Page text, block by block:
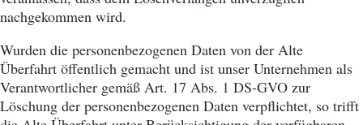
nachgekommen wird.
Wurden die personenbezogenen Daten von der Alte
Überfahrt öffentlich gemacht und ist unser Unternehmen als
Verantwortlicher gemäß Art. 17 Abs. 1 DS-GVO zur
Löschung der personenbezogenen Daten verpflichtet, so trifft